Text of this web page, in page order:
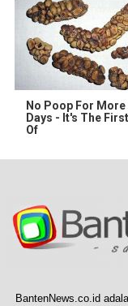
No Poop For More
Days - It's The
Of
BantenNews.co.id